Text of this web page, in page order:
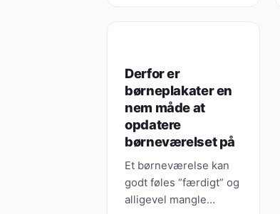
Derfor er
børneplakater en
nem måde at
opdatere
børneværelset på
Et børneværelse kan
godt føles “færdigt” og
alligevel mangle